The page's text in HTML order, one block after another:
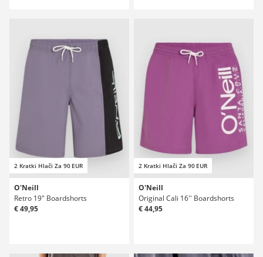
2 Kratki Hlači Za 90 EUR
O'Neill
Retro 19" Boardshorts
€ 49,95
2 Kratki Hlači Za 90 EUR
O'Neill
Original Cali 16'' Boardshorts
€ 44,95